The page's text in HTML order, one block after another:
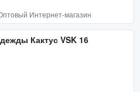
Интернет-магазин
Кактус VSK 16